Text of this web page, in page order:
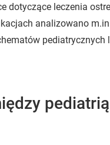
dotyczące leczenia
analizowano
pediatrycznych